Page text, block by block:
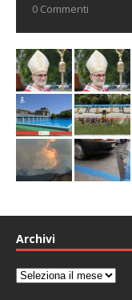
0 Commenti
Archivi
Archivi